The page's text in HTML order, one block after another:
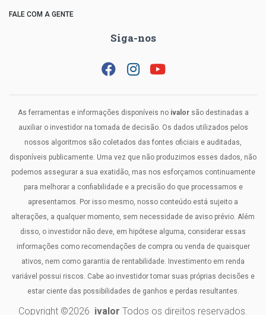
FALE COM A GENTE
Siga-nos
As ferramentas e informações disponíveis no ivalorsão destinadas a
auxiliar o investidor na tomada de decisão. Os dados utilizados pelos
nossos algoritmos são coletados das fontes oficiais e auditadas,
disponíveis publicamente. Uma vez que não produzimos esses dados, não
podemos assegurar a sua exatidão, mas nos esforçamos continuamente
para melhorar a confiabilidade e a precisão do que processamos e
apresentamos. Por isso mesmo, nosso conteúdo está sujeito a
alterações, a qualquer momento, sem necessidade de aviso prévio. Além
disso, o investidor não deve, em hipótese alguma, considerar essas
informações como recomendações de compra ou venda de quaisquer
ativos, nem como garantia de rentabilidade. Investimento em renda
variável possui riscos. Cabe ao investidor tomar suas próprias decisões e
estar ciente das possibilidades de ganhos e perdas resultantes.
Copyright ©2026 ivalor Todos os direitos reservados.